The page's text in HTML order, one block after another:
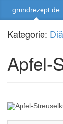
grundrezept.de
Kategorie:
Apfel-